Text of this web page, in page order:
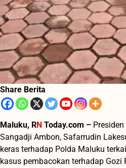
Share Berita
Maluku, RN Today.com –
Sangadji Ambon, Safarrudin
keras terhadap Polda Maluku
kasus pembacokan terhadap Gozi